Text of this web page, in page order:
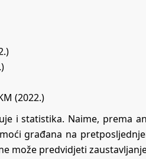
(2022.)
i statistika. Naime, prema
građana na
može predvidjeti